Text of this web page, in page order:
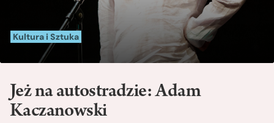
Kultura i Sztuka
Jeż na autostradzie: Adam
Kaczanowski